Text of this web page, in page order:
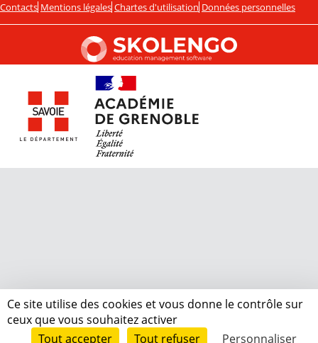
Contacts Mentions légales Chartes d'utilisation Données personnelles
Ce site utilise des cookies et vous donne le contrôle sur
ceux que vous souhaitez activer
Tout accepter
Tout refuser Personnaliser